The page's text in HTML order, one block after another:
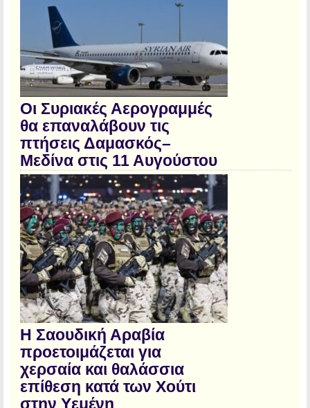
Οι Συριακές Αερογραμμές
θα επαναλάβουν τις
πτήσεις Δαμασκός–
Μεδίνα στις 11 Αυγούστου
Η Σαουδική Αραβία
προετοιμάζεται για
χερσαία και θαλάσσια
επίθεση κατά των Χούτι
στην Υεμένη